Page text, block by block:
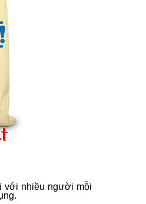
với nhiều người mỗi